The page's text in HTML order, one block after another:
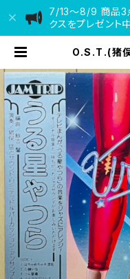
7/13〜8/9 商品3
クスをプレゼント中
O.S.T.(猪俣